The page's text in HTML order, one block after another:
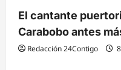
El cantante
Carabobo antes
Redacción 24Contigo